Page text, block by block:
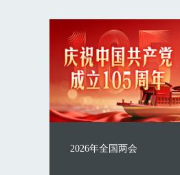
2026年全国两会